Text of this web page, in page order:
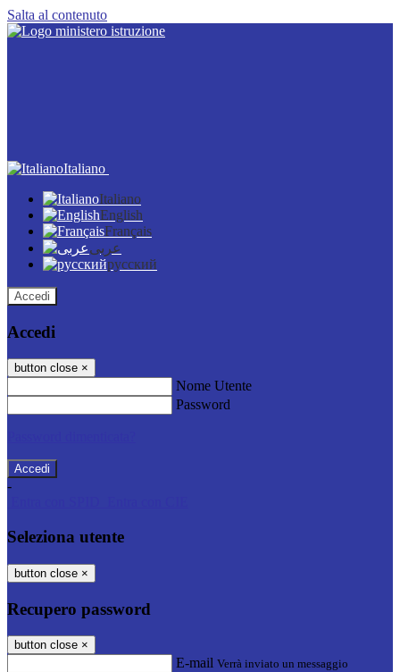
Salta al contenuto
Italiano
Italiano
English
Français
عربى
русский
Accedi
Accedi
button close ×
Nome Utente
Password
-
Seleziona utente
button close ×
Recupero password
button close ×
E-mail Verrà inviato un messaggio